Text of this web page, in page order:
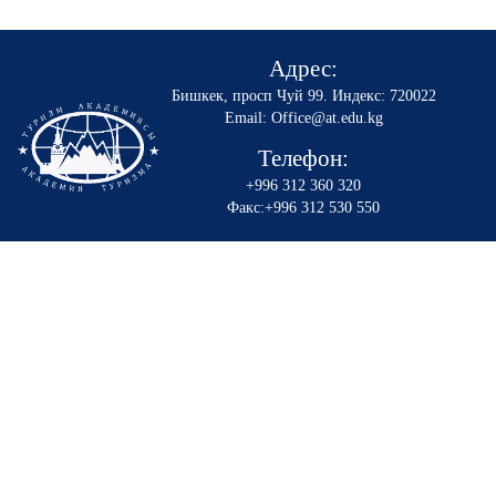
Адрес:
Бишкек, просп Чуй 99. Индекс: 720022
Email: Office@at.edu.kg
Телефон:
+996 312 360 320
Факс:+996 312 530 550